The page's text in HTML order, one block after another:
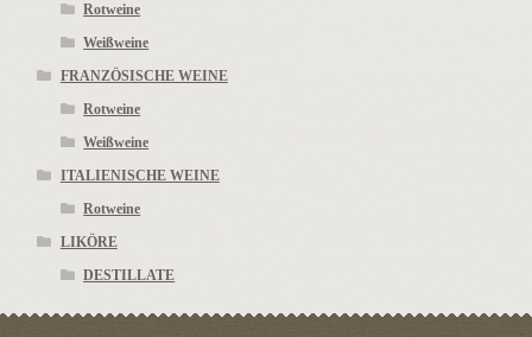
Rotweine
Weißweine
FRANZÖSISCHE WEINE
Rotweine
Weißweine
ITALIENISCHE WEINE
Rotweine
LIKÖRE
DESTILLATE